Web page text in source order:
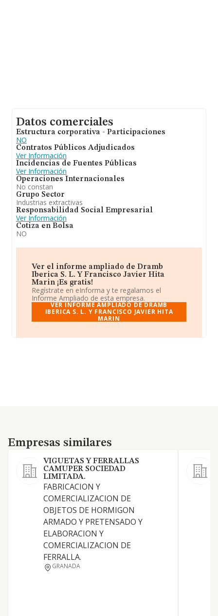
Datos comerciales
Estructura corporativa - Participaciones
NO
Contratos Públicos Adjudicados
Ver Información
Incidencias de Fuentes Públicas
Ver Información
Operaciones Internacionales
No constan
Grupo Sector
Industrias extractivas
Responsabilidad Social Empresarial
Ver Información
Cotiza en Bolsa
NO
Ver el informe ampliado de Dramb
Iberica S. L. Y Francisco Javier Hita
Marin ¡Es gratis!
Regístrate en eInforma y te regalamos el
Informe Ampliado de esta empresa.
VER INFORME AMPLIADO DE DRAMB
IBERICA S. L. Y FRANCISCO JAVIER HITA
MARIN
Empresas similares
Empresas similares
VIGUETAS Y FERRALLAS
CAMUPER SOCIEDAD
LIMITADA.
FABRICACION Y
COMERCIALIZACION DE
OBJETOS DE HORMIGON
ARMADO Y PRETENSADO Y
ELABORACION Y
COMERCIALIZACION DE
FERRALLA.
GRANADA